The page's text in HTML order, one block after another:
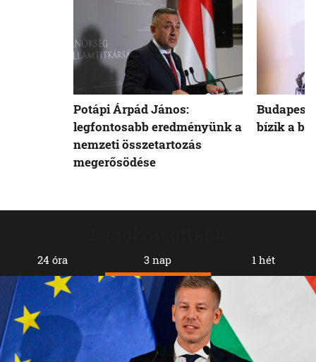
24 óra 3 nap 1 hét
Potápi Árpád János:
legfontosabb eredményünk a
nemzeti összetartozás
megerősödése
Budapest
bízik a